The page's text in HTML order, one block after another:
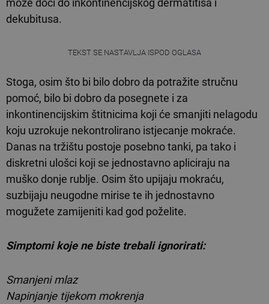
može doći do inkontinencijskog dermatitisa i
dekubitusa.
TEKST SE NASTAVLJA ISPOD OGLASA
Stoga, osim što bi bilo dobro da potražite stručnu
pomoć, bilo bi dobro da posegnete i za
inkontinencijskim štitnicima koji će smanjiti nelagodu
koju uzrokuje nekontrolirano istjecanje mokraće.
Danas na tržištu postoje posebno tanki, pa tako i
diskretni ulošci koji se jednostavno apliciraju na
muško donje rublje. Osim što upijaju mokraću,
suzbijaju neugodne mirise te ih jednostavno
mogužete zamijeniti kad god poželite.
Simptomi koje ne biste trebali ignorirati:
Smanjeni mlaz
Napinjanje tijekom mokrenja